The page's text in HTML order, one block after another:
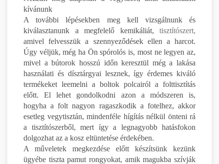
kívánunk
A további lépésekben meg kell vizsgálnunk és
kiválasztanunk a megfelelő kemikáliát, tisztítószert,
amivel felvesszük a szennyeződések ellen a harcot.
Úgy véljük, még ha Ön spórolós is, most ne legyen az,
mivel a bútorok hosszú időn keresztül még a lakása
használati és dísztárgyai lesznek, így érdemes kiváló
termékeket leemelni a boltok polcairól a folttisztítás
előtt. El lehet gondolkodni azon a módszeren is,
hogyha a folt nagyon ragaszkodik a fotelhez, akkor
esetleg vegytisztán, mindenféle hígítás nélkül önteni rá
a tisztítószerből, mert így a legnagyobb hatásfokon
dolgozhat az a kosz eltüntetése érdekében.
A műveletek megkezdése előtt készítsünk kezünk
ügyébe tiszta pamut rongyokat, amik magukba szívják